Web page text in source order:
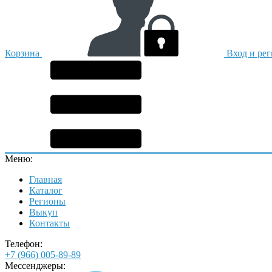
Корзина Вход и
Меню:
Главная
Каталог
Регионы
Выкуп
Контакты
Телефон:
+7 (966) 005-89-89
Мессенджеры: